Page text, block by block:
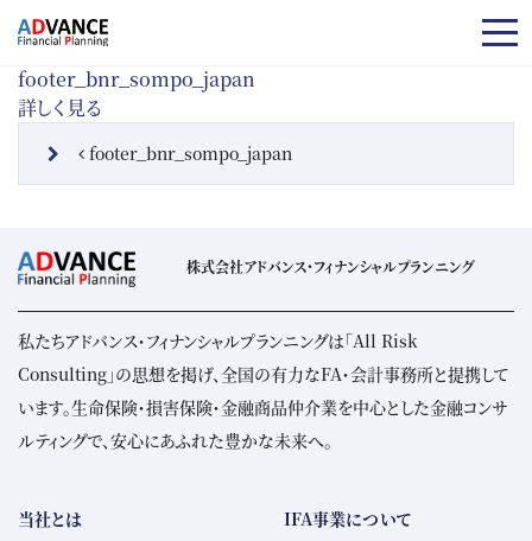
コンテンツへスキップ
footer_bnr_sompo_japan
詳しく見る
投稿ナビゲーション
footer_bnr_sompo_japan
株式会社アドバンス・フィナンシャルプランニング
私たちアドバンス・フィナンシャルプランニングは「All Risk
Consulting」の思想を掲げ、全国の有力なFA・会計事務所と提携して
います。生命保険・損害保険・金融商品仲介業を中心とした金融コンサ
ルティングで、安心にあふれた豊かな未来へ。
当社とは IFA事業について